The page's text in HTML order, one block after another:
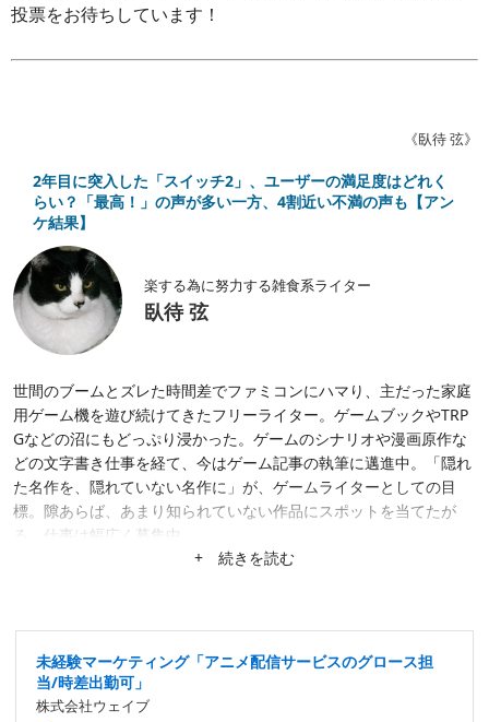
投票をお待ちしています！
《臥待 弦》
2年目に突入した「スイッチ2」、ユーザーの満足度はどれく
らい？「最高！」の声が多い一方、4割近い不満の声も【アン
ケ結果】
楽する為に努力する雑食系ライター
臥待 弦
世間のブームとズレた時間差でファミコンにハマり、主だった家庭
用ゲーム機を遊び続けてきたフリーライター。ゲームブックやTRP
Gなどの沼にもどっぷり浸かった。ゲームのシナリオや漫画原作な
どの文字書き仕事を経て、今はゲーム記事の執筆に邁進中。「隠れ
た名作を、隠れていない名作に」が、ゲームライターとしての目
標。隙あらば、あまり知られていない作品にスポットを当てたが
る。仕事は幅広く募集中。
+ 続きを読む
未経験マーケティング「アニメ配信サービスのグロース担
当/時差出勤可」
株式会社ウェイブ